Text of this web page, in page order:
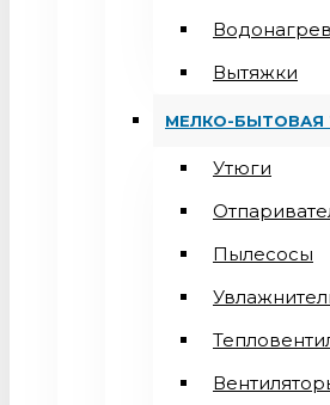
Вытяжки
МЕЛКО-БЫТОВАЯ
Утюги
Пылесосы